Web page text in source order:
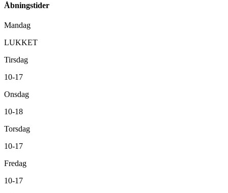
Åbningstider
Mandag
LUKKET
Tirsdag
10-17
Onsdag
10-18
Torsdag
10-17
Fredag
10-17